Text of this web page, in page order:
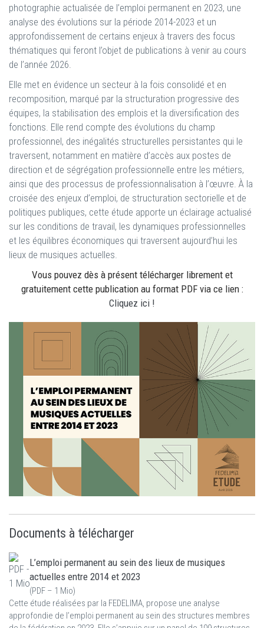
photographie actualisée de l’emploi permanent en 2023, une
analyse des évolutions sur la période 2014-2023 et un
approfondissement de certains enjeux à travers des focus
thématiques qui feront l’objet de publications à venir au cours
de l’année 2026.
Elle met en évidence un secteur à la fois consolidé et en
recomposition, marqué par la structuration progressive des
équipes, la stabilisation des emplois et la diversification des
fonctions. Elle rend compte des évolutions du champ
professionnel, des inégalités structurelles persistantes qui le
traversent, notamment en matière d’accès aux postes de
direction et de ségrégation professionnelle entre les métiers,
ainsi que des processus de professionnalisation à l’œuvre. À la
croisée des enjeux d’emploi, de structuration sectorielle et de
politiques publiques, cette étude apporte un éclairage actualisé
sur les conditions de travail, les dynamiques professionnelles
et les équilibres économiques qui traversent aujourd’hui les
lieux de musiques actuelles.
Vous pouvez dès à présent télécharger librement et
gratuitement cette publication au format PDF via ce lien :
Cliquez ici !
Documents à télécharger
L’emploi permanent au sein des lieux de musiques
actuelles entre 2014 et 2023
(PDF – 1 Mio)
Cette étude réalisées par la FEDELIMA, propose une analyse
approfondie de l’emploi permanent au sein des structures membres